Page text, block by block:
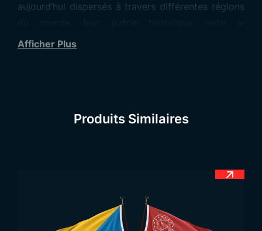
aujourd’hui dispersés à travers différentes régions
Turkménistan. Ils sont également présents en Irak,
drapeau, apprécié et respecté par tous les
pour découvrir tous les modèles de
Nationaux.
Afficher Plus
Produits Similaires